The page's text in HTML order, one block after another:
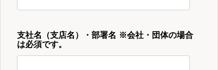
支社名（支店名）・部署名 ※会社・団体の場合
は必須です。